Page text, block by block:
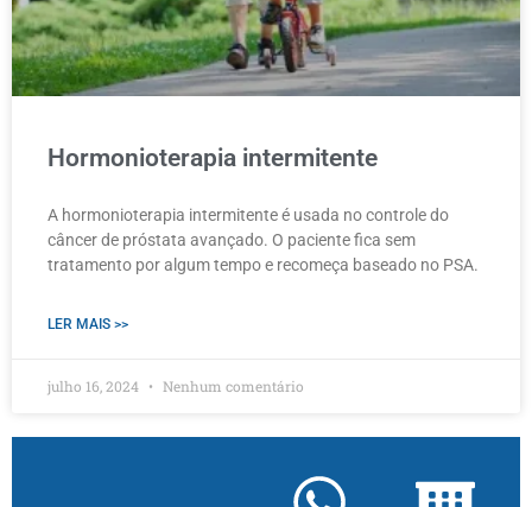
Hormonioterapia intermitente
A hormonioterapia intermitente é usada no controle do
câncer de próstata avançado. O paciente fica sem
tratamento por algum tempo e recomeça baseado no PSA.
LER MAIS >>
julho 16, 2024 Nenhum comentário